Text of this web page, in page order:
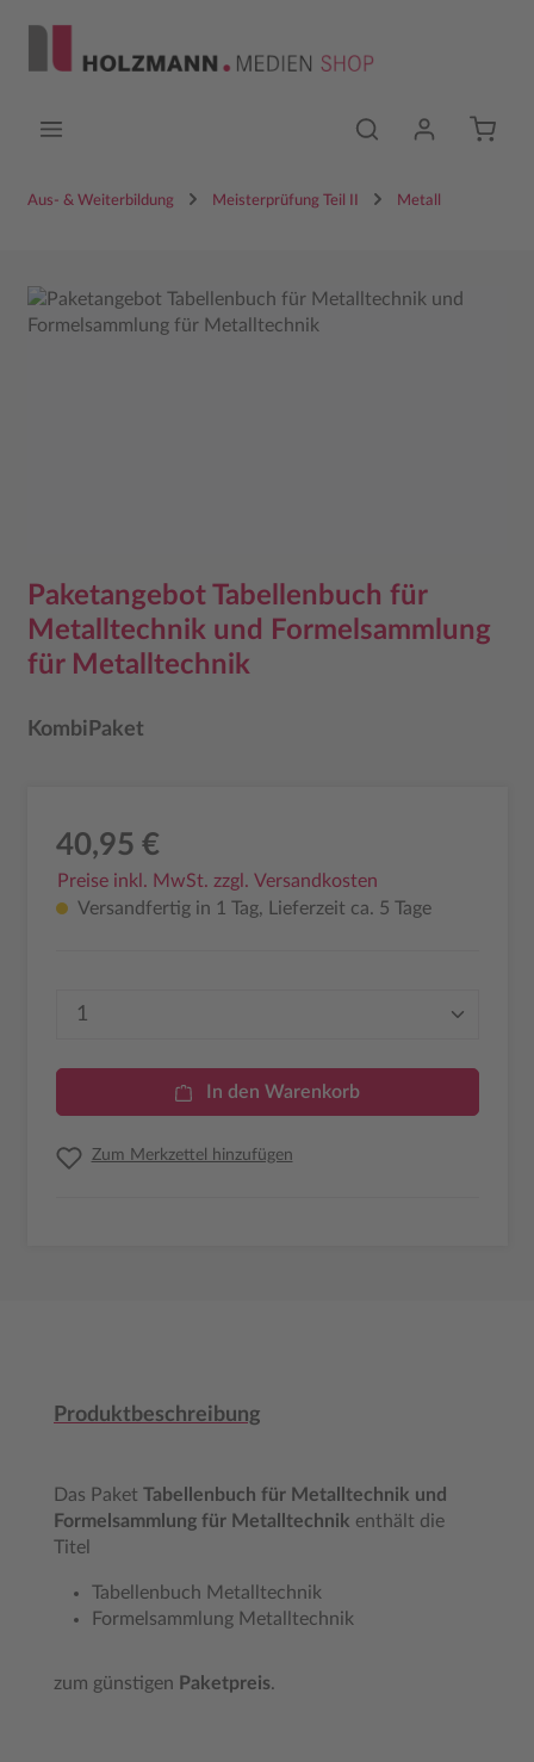
Aus- & Weiterbildung Meisterprüfung Teil II Metall
Bildergalerie überspringen
Paketangebot Tabellenbuch für
Metalltechnik und Formelsammlung
für Metalltechnik
KombiPaket
40,95 €
Preise inkl. MwSt. zzgl. Versandkosten
Versandfertig in 1 Tag, Lieferzeit ca. 5 Tage
Produkt Anzahl: Gib den gewünschten
In den Warenkorb
Zum Merkzettel hinzufügen
Produktbeschreibung
Das Paket Tabellenbuch für Metalltechnik und
Formelsammlung für Metalltechnik enthält die
Titel
Tabellenbuch Metalltechnik
Formelsammlung Metalltechnik
zum günstigen Paketpreis.